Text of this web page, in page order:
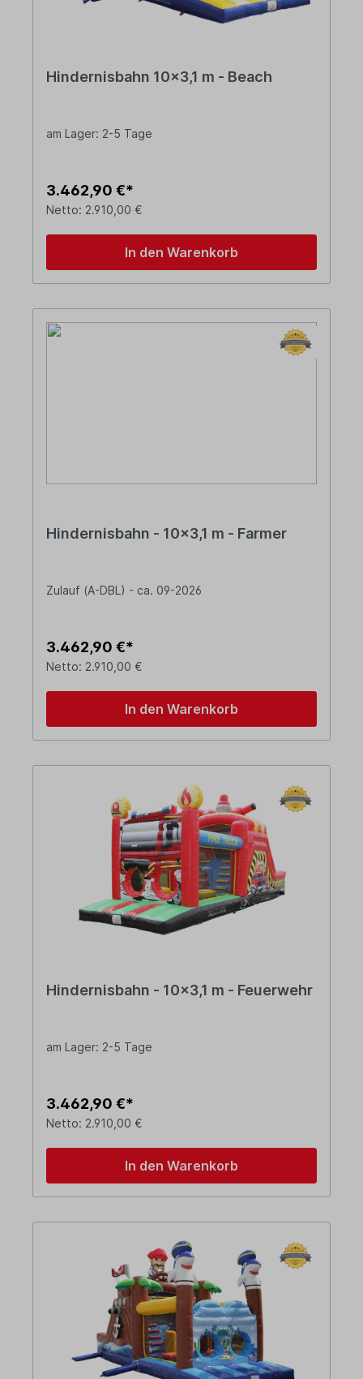
Hindernisbahn 10x3,1 m - Beach
am Lager: 2-5 Tage
3.462,90 €*
Netto: 2.910,00 €
In den Warenkorb
Hindernisbahn - 10x3,1 m - Farmer
Zulauf (A-DBL) - ca. 09-2026
3.462,90 €*
Netto: 2.910,00 €
In den Warenkorb
Hindernisbahn - 10x3,1 m - Feuerwehr
am Lager: 2-5 Tage
3.462,90 €*
Netto: 2.910,00 €
In den Warenkorb